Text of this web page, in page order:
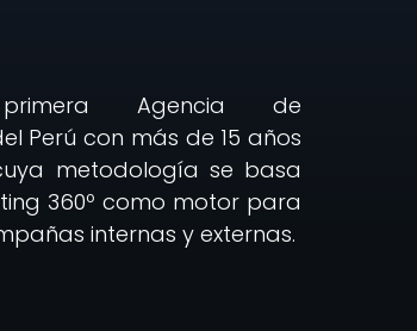
Agencia de
Perú con más de 15 años
metodología se basa
360º como motor para
internas y externas.